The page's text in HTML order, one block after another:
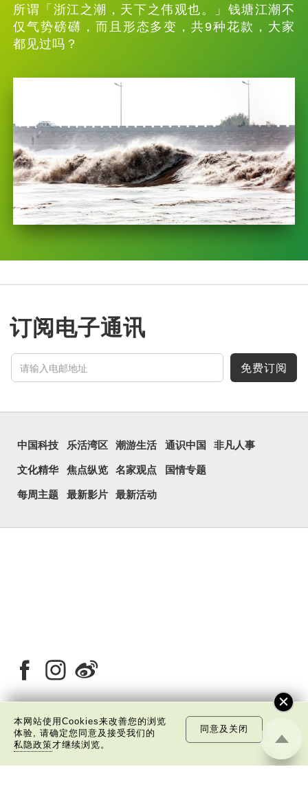
所谓「浙江之潮，天下之伟观也。」钱塘江潮不
仅气势磅礴，而且形态多变，共9种花款，大家
都见过吗？
订阅电子通讯
免费订阅
中国科技 乐活湾区 潮游生活 通识中国 非凡人事
文化精华 焦点纵览 名家观点 国情专题
每周主题 最新影片 最新活动
关于我们 版权告示 私隐政策声明 免责声明
本网站使用Cookies来改善您的浏览
体验, 请确定您同意及接受我们的
私隐政策才继续浏览。
同意及关闭